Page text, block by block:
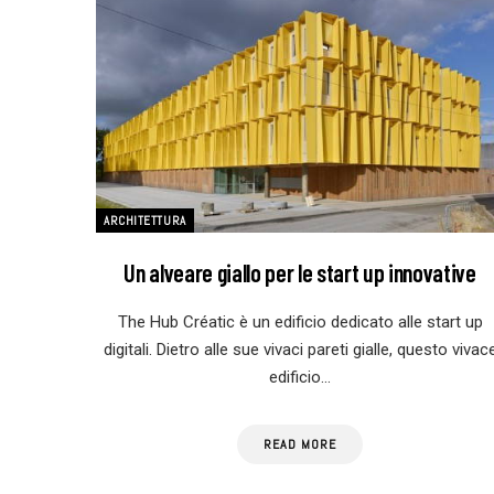
ARCHITETTURA
Un alveare giallo per le start up innovative
The Hub Créatic è un edificio dedicato alle start up
digitali. Dietro alle sue vivaci pareti gialle, questo
edificio…
READ MORE